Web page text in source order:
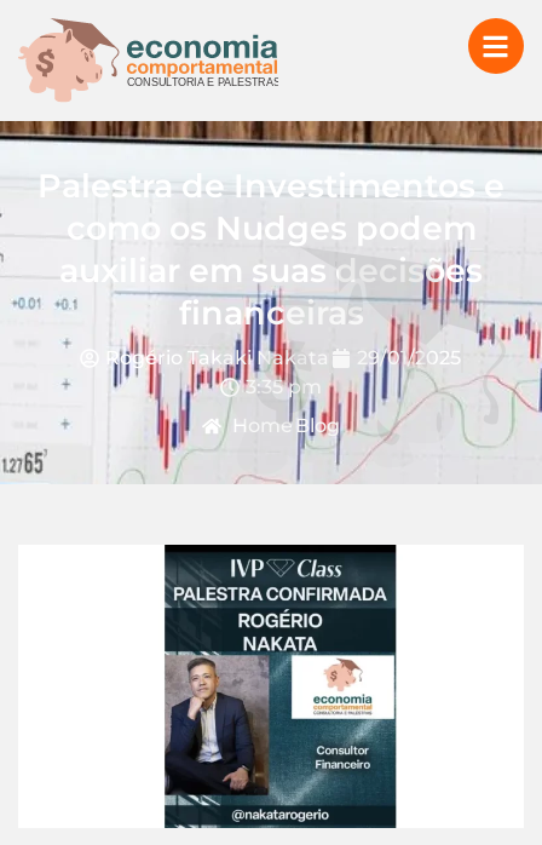
Palestra de Investimentos e
como os Nudges podem
auxiliar em suas decisões
financeiras
Rogério Takaki Nakata
29/01/2025
3:35 pm
Home Blog